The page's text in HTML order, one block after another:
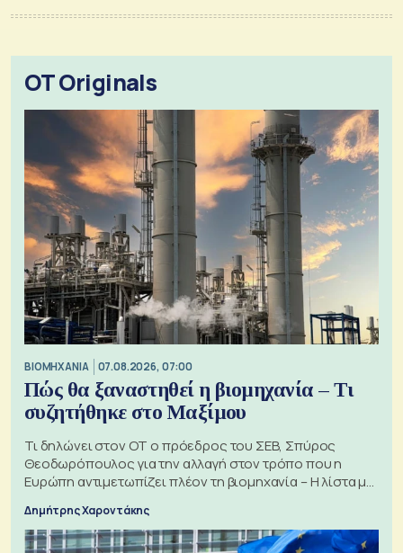
OT Originals
ΒΙΟΜΗΧΑΝΙΑ 07.08.2026, 07:00
Πώς θα ξαναστηθεί η βιομηχανία – Τι
συζητήθηκε στο Μαξίμου
Τι δηλώνει στον ΟΤ ο πρόεδρος του ΣΕΒ, Σπύρος
Θεοδωρόπουλος για την αλλαγή στον τρόπο που η
Ευρώπη αντιμετωπίζει πλέον τη βιομηχανία – Η λίστα με
Δημήτρης Χαροντάκης